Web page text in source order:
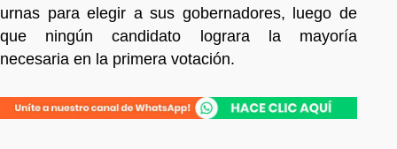
urnas para elegir a sus gobernadores, luego de
que ningún candidato lograra la mayoría
necesaria en la primera votación.